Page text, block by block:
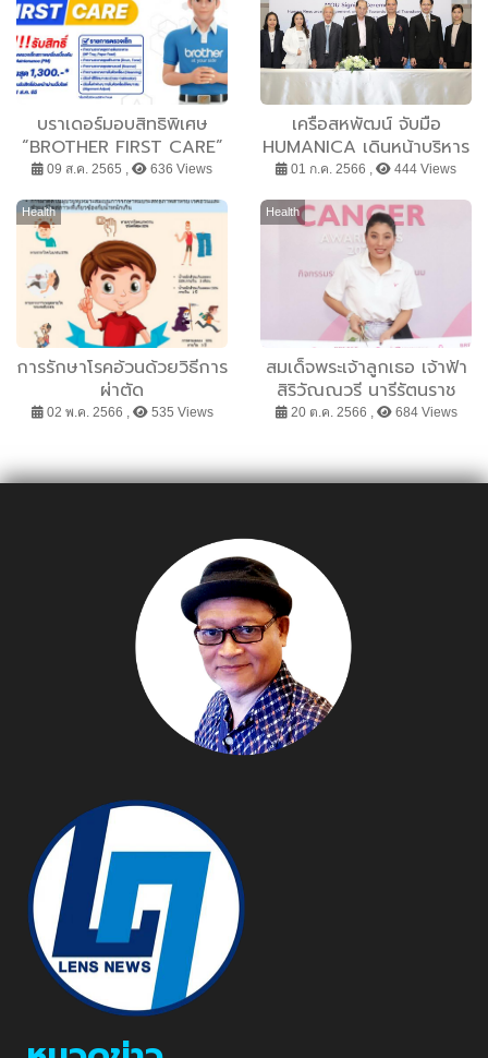
บราเดอร์มอบสิทธิพิเศษ
“BROTHER FIRST CARE”
ลงทะเบียนจองสิทธิ์ผ่าน
เว็บไซต์ รับสิทธิเช็คเครื่อง
เบื้องต้นฟรี!
09 ส.ค. 2565 , 636 Views
เครือสหพัฒน์ จับมือ
HUMANICA เดินหน้าบริหาร
จัดการทรัพยากรบุคคลมุ่งสู่
Digital Transformation
01 ก.ค. 2566 , 444 Views
Health
การรักษาโรคอ้วนด้วยวิธีการ
ผ่าตัด
02 พ.ค. 2566 , 535 Views
Health
สมเด็จพระเจ้าลูกเธอ เจ้าฟ้า
สิริวัณณวรี นารีรัตนราช
กัญญา เสด็จเป็นองค์
ป้องกันมะเร็งเต้านมโลก” ที่
20 ต.ค. 2566 , 684 Views